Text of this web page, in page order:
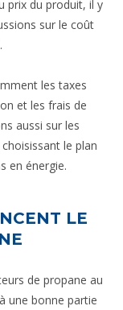
prix du produit, il y
sur le coût
les taxes
et les frais de
aussi sur les
le plan
en énergie.
LE
de propane au
une bonne partie